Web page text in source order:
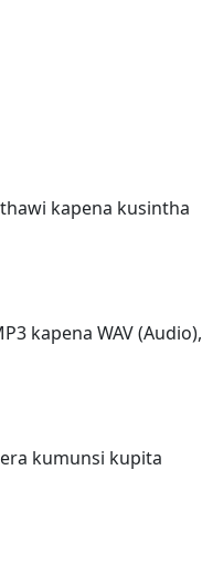
kapena kusintha
kapena WAV (Audio),
kumunsi kupita